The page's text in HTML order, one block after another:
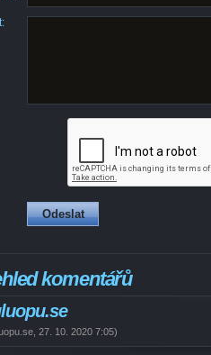
komentářů
27. 10. 2020 7:05)